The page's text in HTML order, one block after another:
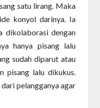
satu lirang. Maka
konyol darinya. Ia
dikolaborasi dengan
hanya pisang lalu
sudah diparut atau
pisang lalu dikukus.
pelangganya agar